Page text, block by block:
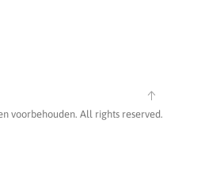
voorbehouden. All rights reserved.